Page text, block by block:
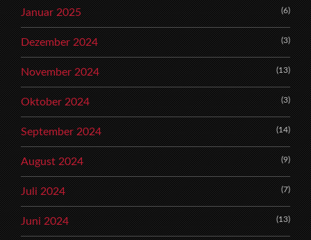
Januar 2025 (6)
Dezember 2024 (3)
November 2024 (13)
Oktober 2024 (3)
September 2024 (14)
August 2024 (9)
Juli 2024 (7)
Juni 2024 (13)